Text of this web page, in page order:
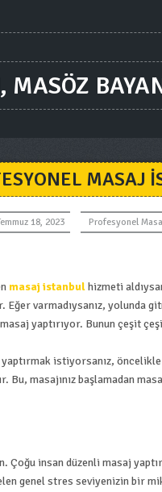
MASÖZ
MASAJ
18, 2023 Profesyonel
masaj istanbulhizmeti
Eğer varmadıysanız,
yaptırıyor. Bunun çeşit
istiyorsanız, öncelikle
Bu, masajınız başlamadan
Çoğu insan düzenli masaj
genel stres seviyenizin bir